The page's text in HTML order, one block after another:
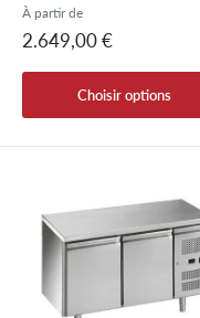
À partir de
Prix
2.649,00 €
Choisir options